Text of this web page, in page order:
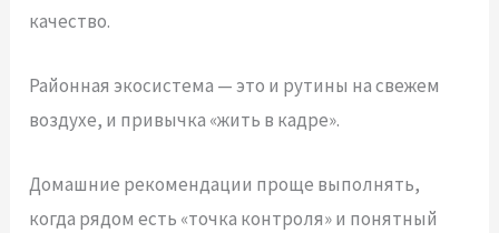
качество.
Районная экосистема — это и рутины на свежем
воздухе, и привычка «жить в кадре».
Домашние рекомендации проще выполнять,
когда рядом есть «точка контроля» и понятный